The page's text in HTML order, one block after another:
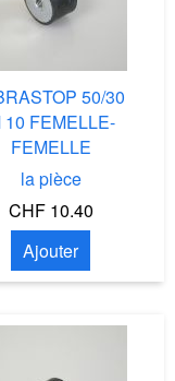
50/30
10 FEMELLE-
FEMELLE
la pièce
CHF 10.40
Ajouter